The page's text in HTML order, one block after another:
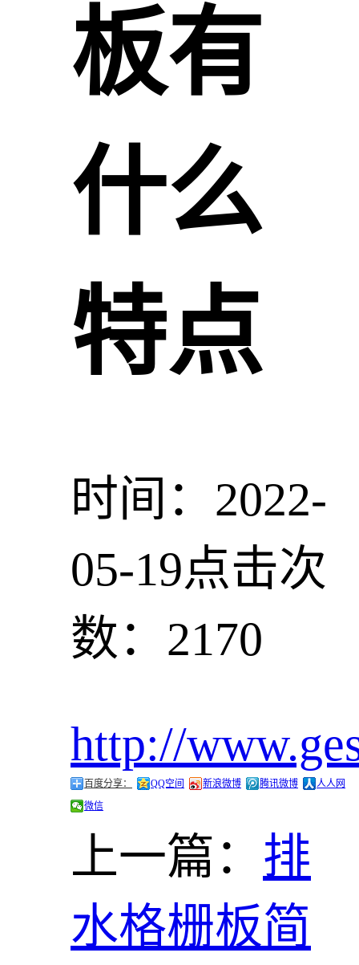
板有
什么
特点
时间：2022-
05-19点击次
数：2170
http://
百度分享： QQ空间 新浪微博 腾讯微博
人人网
微信
上一篇： 排
水格栅板简